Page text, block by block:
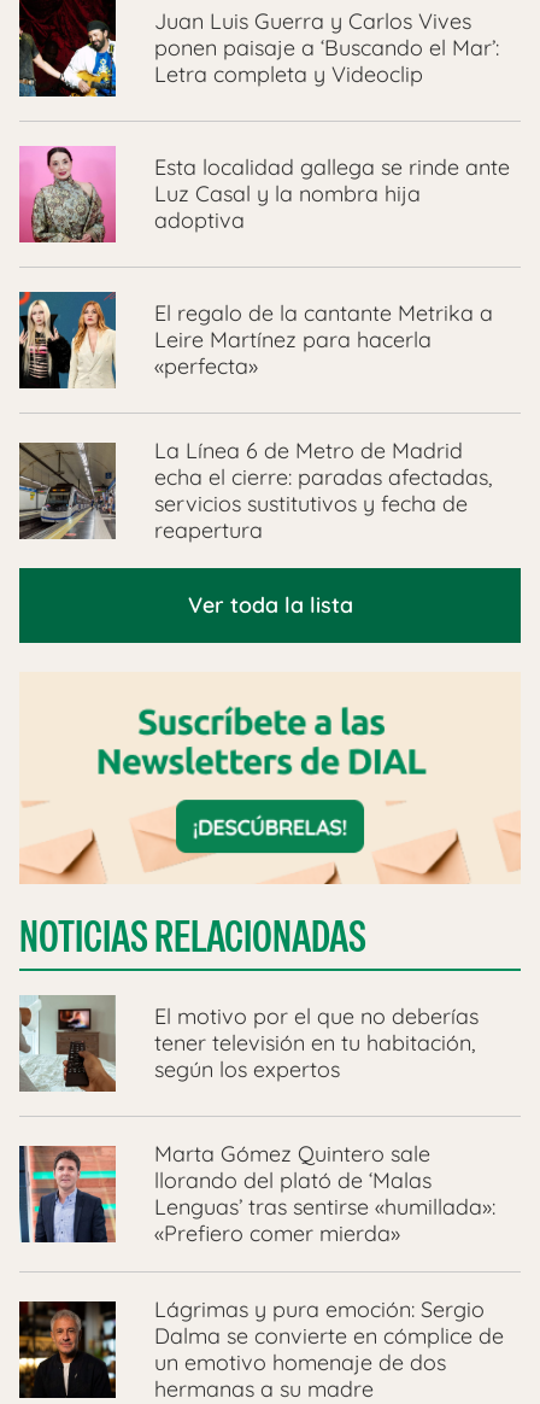
Juan Luis Guerra y Carlos Vives
ponen paisaje a ‘Buscando el Mar’:
Letra completa y Videoclip
Esta localidad gallega se rinde ante
Luz Casal y la nombra hija
adoptiva
El regalo de la cantante Metrika a
Leire Martínez para hacerla
«perfecta»
La Línea 6 de Metro de Madrid
echa el cierre: paradas afectadas,
servicios sustitutivos y fecha de
reapertura
Ver toda la lista
NOTICIAS RELACIONADAS
El motivo por el que no deberías
tener televisión en tu habitación,
según los expertos
Marta Gómez Quintero sale
llorando del plató de ‘Malas
Lenguas’ tras sentirse «humillada»:
«Prefiero comer mierda»
Lágrimas y pura emoción: Sergio
Dalma se convierte en cómplice de
un emotivo homenaje de dos
hermanas a su madre